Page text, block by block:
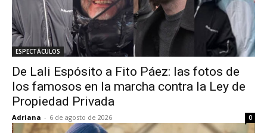
ESPECTÁCULOS
De Lali Espósito a Fito Páez: las fotos de
los famosos en la marcha contra la Ley de
Propiedad Privada
Adriana - 6 de agosto de 2026 0